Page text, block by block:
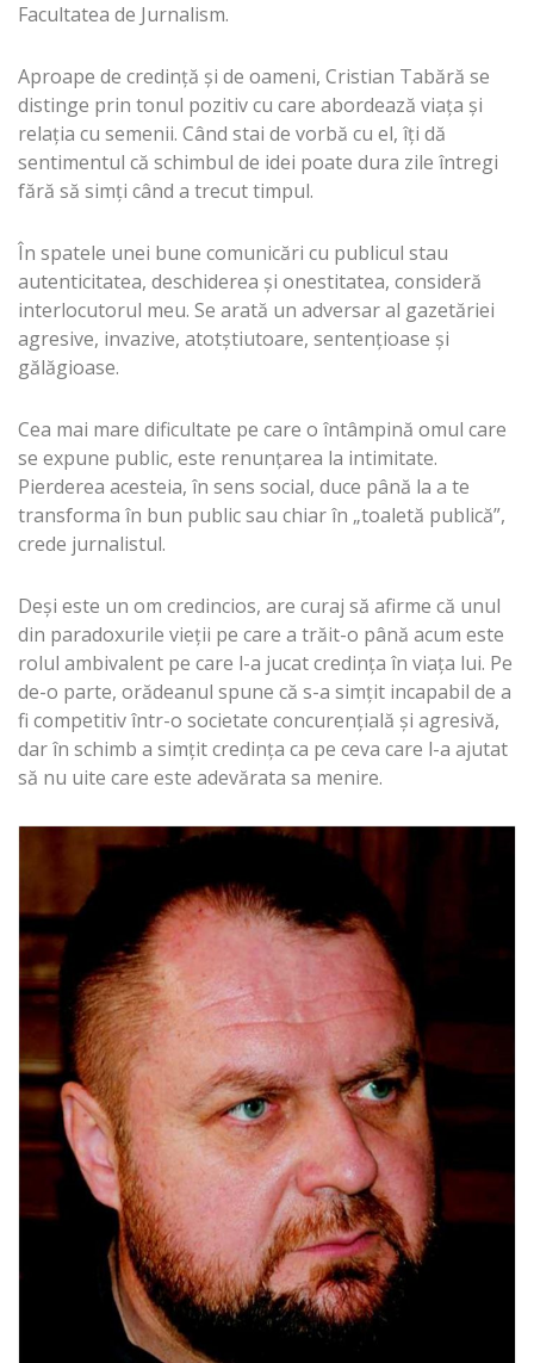
Facultatea de Jurnalism.
Aproape de credinţă şi de oameni, Cristian Tabără se
distinge prin tonul pozitiv cu care abordează viaţa şi
relaţia cu semenii. Când stai de vorbă cu el, îţi dă
sentimentul că schimbul de idei poate dura zile întregi
fără să simţi când a trecut timpul.
În spatele unei bune comunicări cu publicul stau
autenticitatea, deschiderea şi onestitatea, consideră
interlocutorul meu. Se arată un adversar al gazetăriei
agresive, invazive, atotştiutoare, sentenţioase şi
gălăgioase.
Cea mai mare dificultate pe care o întâmpină omul care
se expune public, este renunţarea la intimitate.
Pierderea acesteia, în sens social, duce până la a te
transforma în bun public sau chiar în „toaletă publică”,
crede jurnalistul.
Deşi este un om credincios, are curaj să afirme că unul
din paradoxurile vieţii pe care a trăit-o până acum este
rolul ambivalent pe care l-a jucat credinţa în viaţa lui. Pe
de-o parte, orădeanul spune că s-a simţit incapabil de a
fi competitiv într-o societate concurenţială şi agresivă,
dar în schimb a simţit credinţa ca pe ceva care l-a ajutat
să nu uite care este adevărata sa menire.